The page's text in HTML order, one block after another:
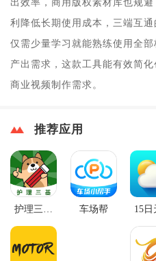
出效率，商用版权素材库也规
利降低长期使用成本，三端互
仅需少量学习就能熟练使用全
产出需求，这款工具能有效简
商业视频制作需求。
推荐应用
护理三基
车场帮
15日